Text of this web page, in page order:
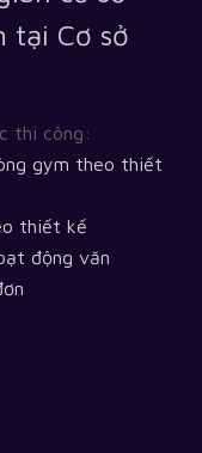
tại Cơ sở
thi công:
gym theo thiết
thiết kế
động văn